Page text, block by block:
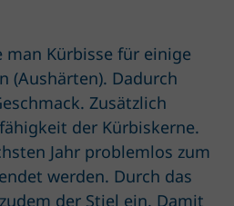
man Kürbisse für einige
(Aushärten). Dadurch
Zusätzlich
der Kürbiskerne.
Jahr problemlos zum
werden. Durch das
der Stiel ein. Damit